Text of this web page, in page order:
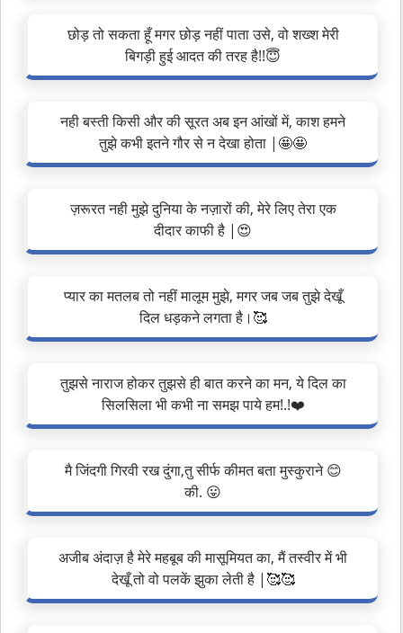
छोड़ तो सकता हूँ मगर छोड़ नहीं पाता उसे, वो शख्श मेरी
बिगड़ी हुई आदत की तरह है!!😇
नही बस्ती किसी और की सूरत अब इन आंखों में, काश हमने
तुझे कभी इतने गौर से न देखा होता |🤩🤩
ज़रूरत नही मुझे दुनिया के नज़ारों की, मेरे लिए तेरा एक
दीदार काफी है |😍
प्यार का मतलब तो नहीं मालूम मुझे, मगर जब जब तुझे देखूँ
दिल धड़कने लगता है।🥰
तुझसे नाराज होकर तुझसे ही बात करने का मन, ये दिल का
सिलसिला भी कभी ना समझ पाये हम!.!❤️
मै जिंदगी गिरवी रख दुंगा,तु सीर्फ कीमत बता मुस्कुराने 😊
की. 😛
अजीब अंदाज़ है मेरे महबूब की मासूमियत का, मैं तस्वीर में भी
देखूँ तो वो पलकें झुका लेती है |🥰🥰